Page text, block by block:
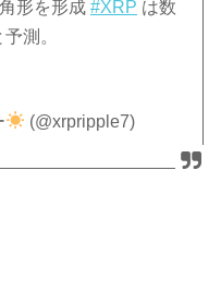
形を形成#XRP は数
測。
(@xrpripple7)